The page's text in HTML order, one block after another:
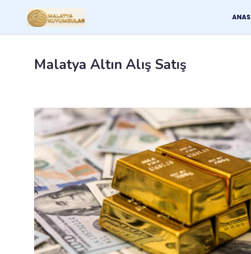
Malatya Altın Alış Satış